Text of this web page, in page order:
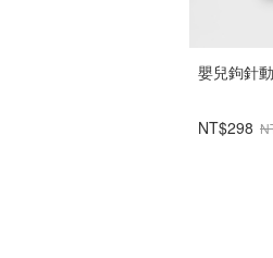
嬰兒鉤針
NT$298